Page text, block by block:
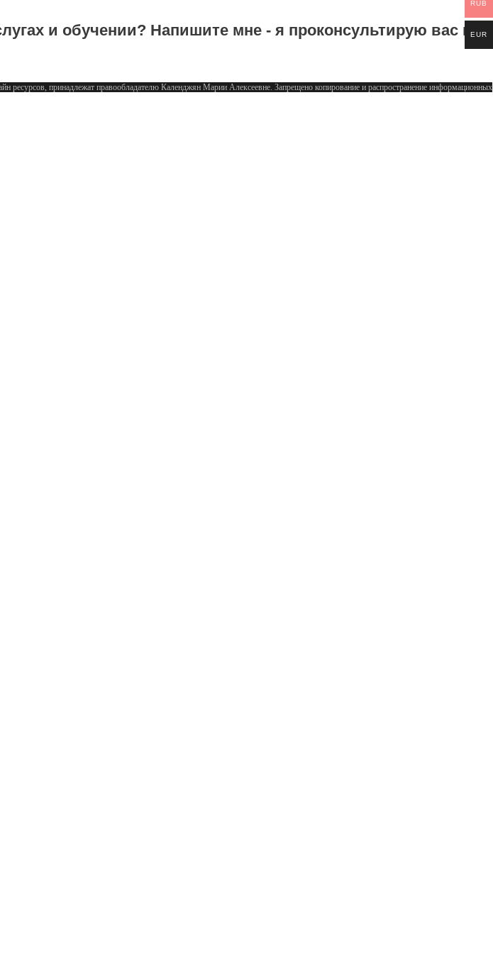
и обучении? Напишите мне - я проконсультирую вас и
ресурсов, принадлежат правообладателю Календжян Марии Алексеевне. Запрещено копирование и распространение информационных
RUB
EUR